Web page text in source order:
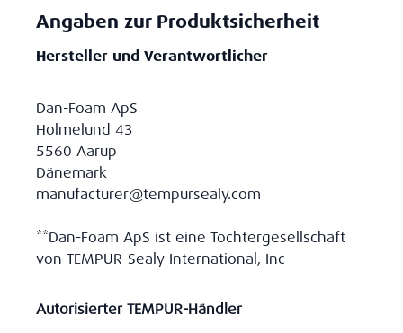
Angaben zur Produktsicherheit
Hersteller und Verantwortlicher
Dan-Foam ApS
Holmelund 43
5560 Aarup
Dänemark
manufacturer@tempursealy.com
**Dan-Foam ApS ist eine Tochtergesellschaft
von TEMPUR-Sealy International, Inc
Autorisierter TEMPUR-Händler